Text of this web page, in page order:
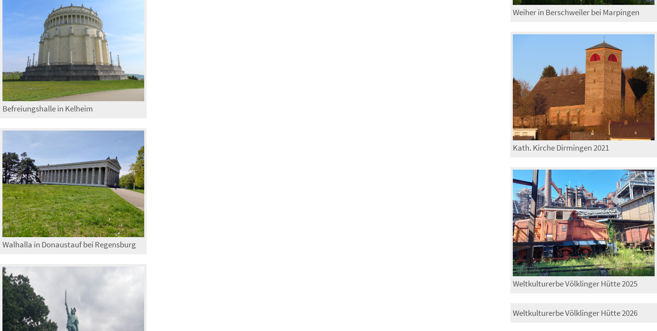
Befreiungshalle in Kelheim
Walhalla in Donaustauf bei Regensburg
Weiher in Berschweiler bei Marpingen
Kath. Kirche Dirmingen 2021
Weltkulturerbe Völklinger Hütte 2025
Weltkulturerbe Völklinger Hütte 2026